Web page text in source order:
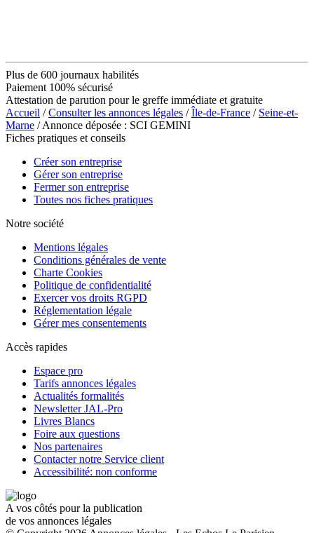
Plus de 600 journaux habilités
Paiement 100% sécurisé
Attestation de parution pour le greffe immédiate et gratuite
Accueil /Consulter les annonces légales /Île-de-France / Seine-et-
Marne / Annonce déposée : SCI GEMINI
Fiches pratiques et conseils
Créer son entreprise
Gérer son entreprise
Fermer son entreprise
Toutes nos fiches pratiques
Notre société
Mentions légales
Conditions générales de vente
Charte Cookies
Politique de confidentialité
Exercer vos droits RGPD
Réglementation légale
Gérer mes consentements
Accès rapides
Espace pro
Tarifs annonces légales
Actualités formalités
Newsletter JAL-Pro
Livres Blancs
Foire aux questions
Nos partenaires
Contacter notre Service client
Accessibilité: non conforme
A vos côtés pour la publication
de vos annonces légales